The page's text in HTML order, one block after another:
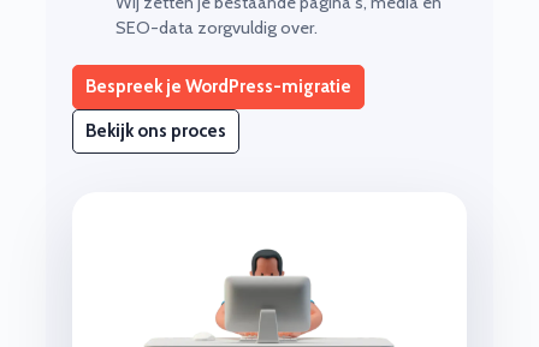
SEO-data zorgvuldig over.
Bespreek je WordPress-migratie
Bekijk ons proces